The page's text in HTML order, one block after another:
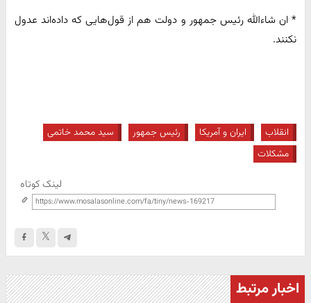
* ان شاءالله رئیس جمهور و دولت‌ هم‌ از قول‌هایی که داده‌اند عدول
نکنند.
انقلاب ایران و آمریکا رئیس جمهور
سید محمد خاتمی
مشکلات
لینک کوتاه
اخبار مرتبط